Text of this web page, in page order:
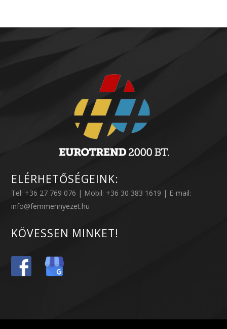
ELÉRHETŐSÉGEINK:
Tel: +36 27 769 076 | Mobil: +36 30 383 1619 | E-mail:
info@femmennyezet.hu
KÖVESSEN MINKET!